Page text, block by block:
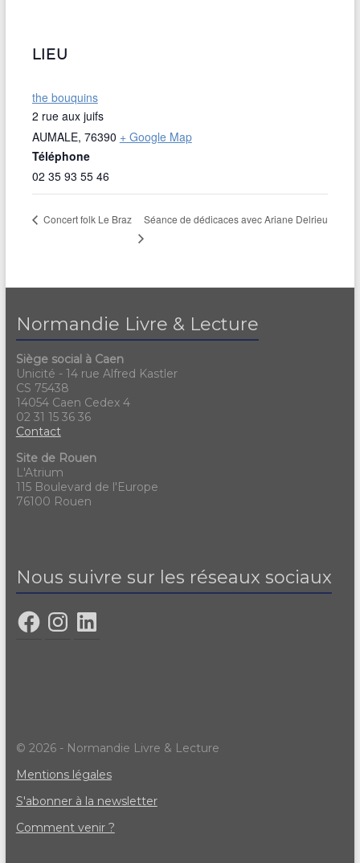
LIEU
the bouquins
2 rue aux juifs
AUMALE, 76390 + Google Map
Téléphone
02 35 93 55 46
Concert folk Le Braz Séance de dédicaces avec Ariane Delrieu
Normandie Livre & Lecture
Siège social à Caen
Unicité - 14 rue Alfred Kastler
CS 75438
14054 Caen Cedex 4
02 31 15 36 36
Contact
Site de Rouen
L'Atrium
115 Boulevard de l'Europe
76100 Rouen
Nous suivre sur les réseaux sociaux
© 2026 - Normandie Livre & Lecture
Mentions légales
S'abonner à la newsletter
Comment venir ?